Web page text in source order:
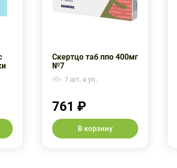
Скертцо таб ппо 400мг
№7
7 шт. в уп.
761 ₽
В корзину